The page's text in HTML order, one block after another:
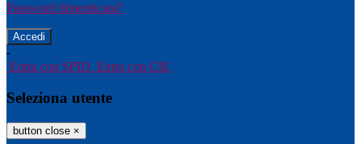
Password dimenticata?
-
Entra con SPID Entra con CIE
Seleziona utente
button close ×